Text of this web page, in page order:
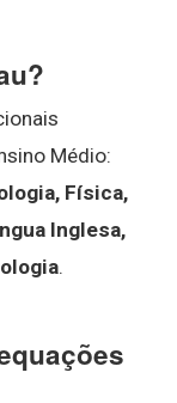
Médio:
Física,
Inglesa,
.